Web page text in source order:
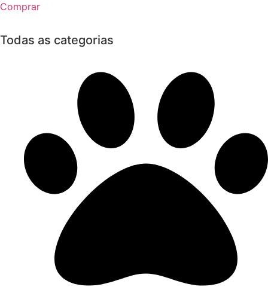
Comprar
Todas as categorias